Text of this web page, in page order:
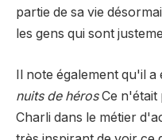
partie de sa vie
les gens qui sont
Il note également qu'il
nuits de hérosCe n'était
Charli dans le métier